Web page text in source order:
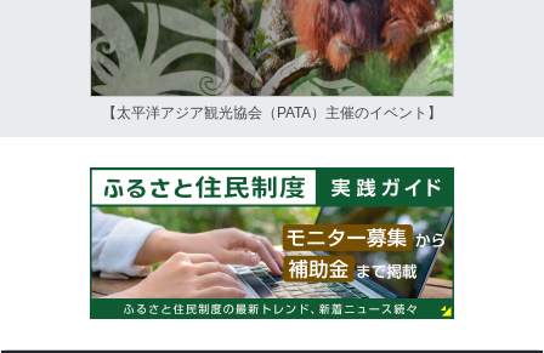
【太平洋アジア観光協会（PATA）主催のイベント】